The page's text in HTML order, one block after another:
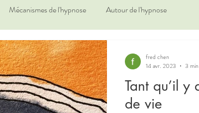
Mécanismes de l'hypnose Autour de l'hypnose
Tant qu’il y
de vie
fred chen
14 avr. 2023
3